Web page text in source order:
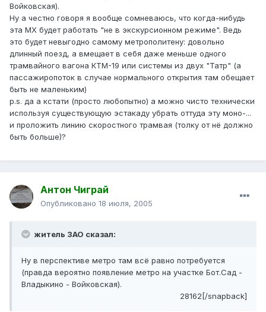
Войковская).
Ну а честно говоря я вообще сомневаюсь, что когда-нибудь
эта МХ будет работать "не в экскурсионном режиме". Ведь
это будет невыгодно самому метрополитену: довольно
длинный поезд, а вмещает в себя даже меньше одного
трамвайного вагона КТМ-19 или системы из двух "Татр" (а
пассажиропоток в случае нормального открытия там обещает
быть не маленьким)
p.s. да а кстати (просто любопытно) а можно чисто технически
используя существующую эстакаду убрать оттуда эту моно-...
и проложить линию скоростного трамвая (толку от нё должно
быть больше)?
Антон Чиграй
Опубликовано 18 июля, 2005
житель ЗАО сказал:
Ну в перспективе метро там всё равно потребуется
(правда вероятно появление метро на участке Бот.Сад -
Владыкино - Войковская).
28162[/snapback]